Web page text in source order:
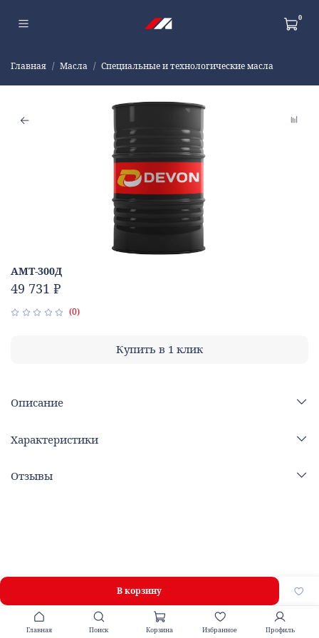
0
Главная Масла Специальные и технологические масла
(0)
АМТ-300Д
49 731 ₽
В корзину
Купить в 1 клик
Описание
Характеристики
Отзывы
Главная Поиск Корзина Избранное Профиль